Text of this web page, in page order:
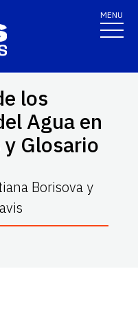
MENU
los
Agua en
Glosario
Borisova y